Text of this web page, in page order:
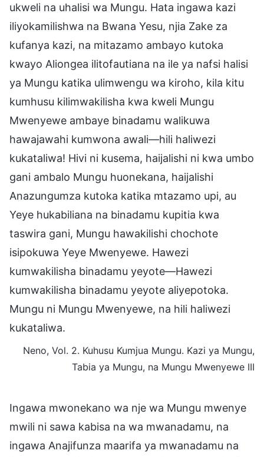
ukweli na uhalisi wa Mungu. Hata ingawa kazi
iliyokamilishwa na Bwana Yesu, njia Zake za
kufanya kazi, na mitazamo ambayo kutoka
kwayo Aliongea ilitofautiana na ile ya nafsi halisi
ya Mungu katika ulimwengu wa kiroho, kila kitu
kumhusu kilimwakilisha kwa kweli Mungu
Mwenyewe ambaye binadamu walikuwa
hawajawahi kumwona awali—hili haliwezi
kukataliwa! Hivi ni kusema, haijalishi ni kwa umbo
gani ambalo Mungu huonekana, haijalishi
Anazungumza kutoka katika mtazamo upi, au
Yeye hukabiliana na binadamu kupitia kwa
taswira gani, Mungu hawakilishi chochote
isipokuwa Yeye Mwenyewe. Hawezi
kumwakilisha binadamu yeyote—Hawezi
kumwakilisha binadamu yeyote aliyepotoka.
Mungu ni Mungu Mwenyewe, na hili haliwezi
kukataliwa.
Neno, Vol. 2. Kuhusu Kumjua Mungu. Kazi ya Mungu,
Tabia ya Mungu, na Mungu Mwenyewe III
Ingawa mwonekano wa nje wa Mungu mwenye
mwili ni sawa kabisa na wa mwanadamu, na
ingawa Anajifunza maarifa ya mwanadamu na